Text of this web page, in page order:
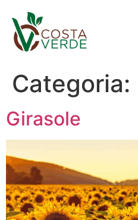
Categoria:
Girasole